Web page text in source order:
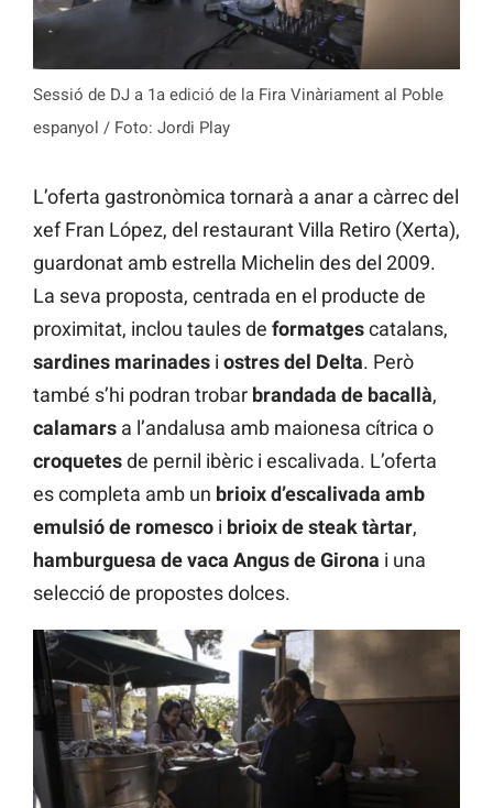
Sessió de DJ a 1a edició de la Fira Vinàriament al Poble
espanyol / Foto: Jordi Play
L’oferta gastronòmica tornarà a anar a càrrec del
xef Fran López, del restaurant Villa Retiro (Xerta),
guardonat amb estrella Michelin des del 2009.
La seva proposta, centrada en el producte de
proximitat, inclou taules de formatgescatalans,
sardines marinades i ostres del Delta. Però
també s’hi podran trobar brandada de bacallà,
calamars a l’andalusa amb maionesa cítrica o
croquetesde pernil ibèric i escalivada. L’oferta
es completa amb un brioix d’escalivada amb
emulsió de romesco i brioix de steak tàrtar,
hamburguesa de vaca Angus de Girona i una
selecció de propostes dolces.